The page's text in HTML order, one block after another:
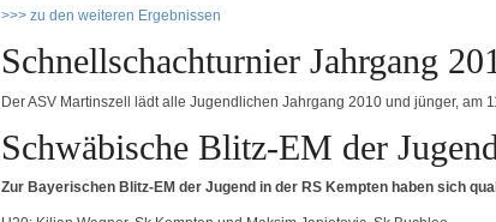
>>> zu den weiteren Ergebnissen
Schnellschachturnier Jahrgang
Der ASV Martinszell lädt alle Jugendlichen Jahrgang 2010 und jünger, am
Schwäbische Blitz-EM der
Zur Bayerischen Blitz-EM der Jugend in der RS Kempten haben sich